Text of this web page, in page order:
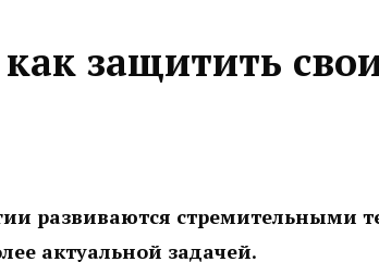
как защитить
развиваются стремительными
актуальной задачей.